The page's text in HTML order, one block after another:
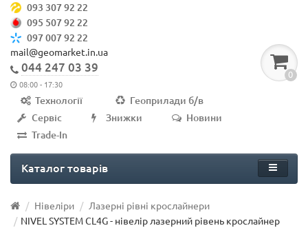
093 307 92 22
095 507 92 22
097 007 92 22
mail@geomarket.in.ua
044 247 03 39
08:00 - 17:30
0
Технології
Геоприлади б/в
Сервіс
Знижки
Новини
Trade-In
Каталог товарів
Нівеліри
Лазерні рівні крослайнери
NIVEL SYSTEM CL4G - нівелір лазерний рівень крослайнер